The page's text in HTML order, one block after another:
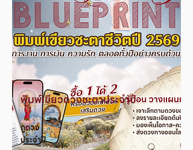
พิมพ์เขียวดวงชะตาประจำปี
ดูดวง
ประจำปี